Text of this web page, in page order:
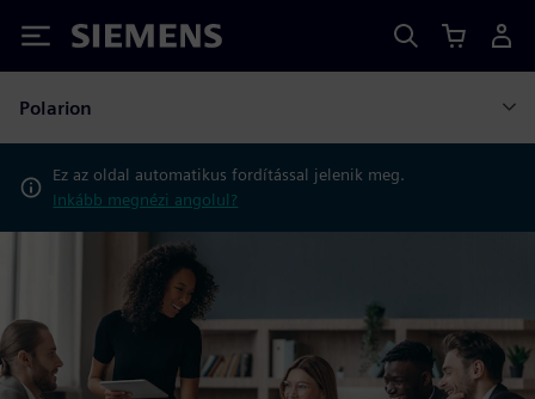
Siemens
Polarion
Ez az oldal automatikus fordítással jelenik meg.
Inkább megnézi angolul?